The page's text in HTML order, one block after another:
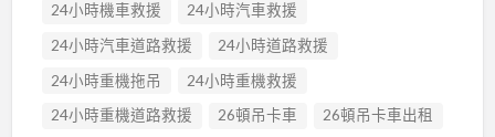
24小時機車救援
24小時汽車救援
24小時汽車道路救援
24小時道路救援
24小時重機拖吊
24小時重機救援
24小時重機道路救援
26頓吊卡車
26頓吊卡車出租